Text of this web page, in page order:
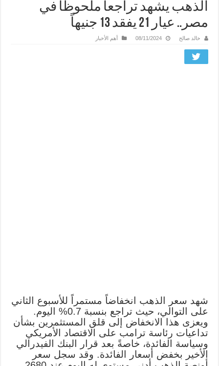
الذهب يشهد تراجعاً ملحوظاً في
مصر.. عيار 21 يفقد 13 جنيهاً
خالد صالح 08/11/2024 أهم الأخبار
شهد سعر الذهب انخفاضاً مستمراً للأسبوع الثاني
على التوالي، حيث تراجع بنسبة 0.7% اليوم.
ويعزى هذا الانخفاض إلى قلق المستثمرين بشأن
تداعيات رئاسة ترامب على الاقتصاد الأمريكي
وسياسة الفائدة، خاصةً بعد قرار البنك الفيدرالي
الأخير بخفض أسعار الفائدة. وقد سجل سعر